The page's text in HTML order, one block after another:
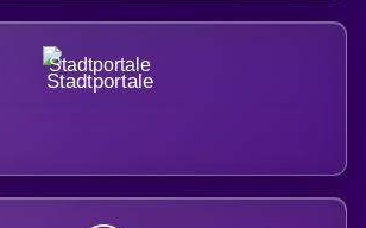
Stadtportale